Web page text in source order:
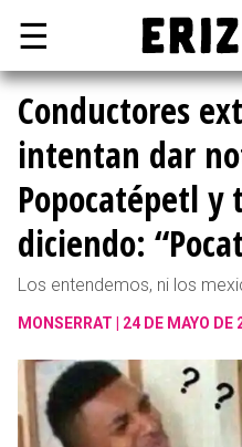
☰
Conductores
intentan dar
Popocatépetl y
diciendo:
Los entendemos, ni los
MONSERRAT 24 DE MAYO